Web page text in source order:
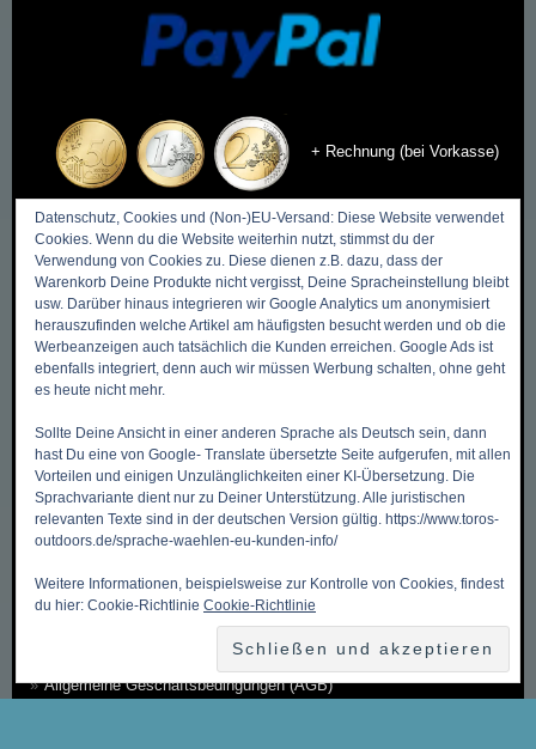
+ Rechnung (bei Vorkasse)
DIES & DAS
Zurück zum Anfang ->
Mein Benutzerkonto
Meine Wunschliste
Mein Warenkorb
Kasse
Kontakt, Öffnungszeiten & Anfahrt
Versandkosten & Versandarten
Allgemeine Geschäftsbedingungen (AGB)
Datenschutz, Cookies und (Non-)EU-Versand: Diese Website verwendet
Cookies. Wenn du die Website weiterhin nutzt, stimmst du der
Verwendung von Cookies zu. Diese dienen z.B. dazu, dass der
Warenkorb Deine Produkte nicht vergisst, Deine Spracheinstellung bleibt
usw. Darüber hinaus integrieren wir Google Analytics um anonymisiert
herauszufinden welche Artikel am häufigsten besucht werden und ob die
Werbeanzeigen auch tatsächlich die Kunden erreichen. Google Ads ist
ebenfalls integriert, denn auch wir müssen Werbung schalten, ohne geht
es heute nicht mehr.
Sollte Deine Ansicht in einer anderen Sprache als Deutsch sein, dann
hast Du eine von Google- Translate übersetzte Seite aufgerufen, mit allen
Vorteilen und einigen Unzulänglichkeiten einer KI-Übersetzung. Die
Sprachvariante dient nur zu Deiner Unterstützung. Alle juristischen
relevanten Texte sind in der deutschen Version gültig. https://www.toros-
outdoors.de/sprache-waehlen-eu-kunden-info/
Weitere Informationen, beispielsweise zur Kontrolle von Cookies, findest
du hier: Cookie-Richtlinie Cookie-Richtlinie